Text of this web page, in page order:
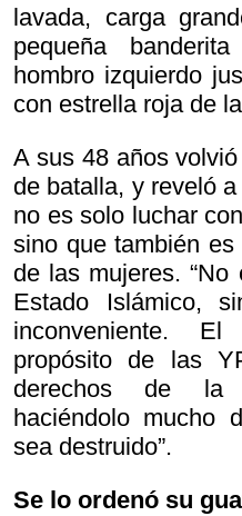
lavada, carga
pequeña
hombro izquierdo
con estrella roja de
A sus 48 años
de batalla, y reveló
no es solo luchar
sino que también
de las mujeres.
Estado Islámico,
inconveniente.
propósito de las
derechos de la
haciéndolo mucho
sea destruido”.
Se lo ordenó su